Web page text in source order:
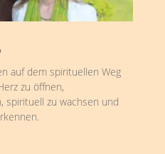
auf dem spirituellen Weg
zu öffnen,
spirituell zu wachsen und